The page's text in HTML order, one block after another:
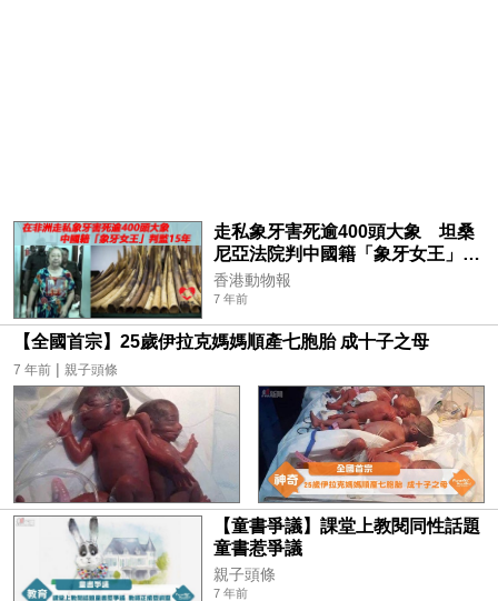
走私象牙害死逾400頭大象 坦桑
尼亞法院判中國籍「象牙女王」監
禁15年
香港動物報
7 年前
【全國首宗】25歲伊拉克媽媽順產七胞胎 成十子之母
7 年前 | 親子頭條
【童書爭議】課堂上教閱同性話題
童書惹爭議
親子頭條
7 年前